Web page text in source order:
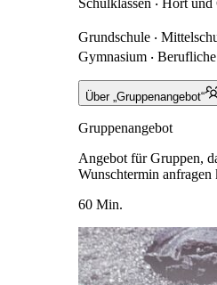
Grundschule ‧
Gymnasium ‧
Über „Gruppenangebot“
Gruppenangebot
Angebot für Gruppen,
Wunschtermin anfragen
60 Min.